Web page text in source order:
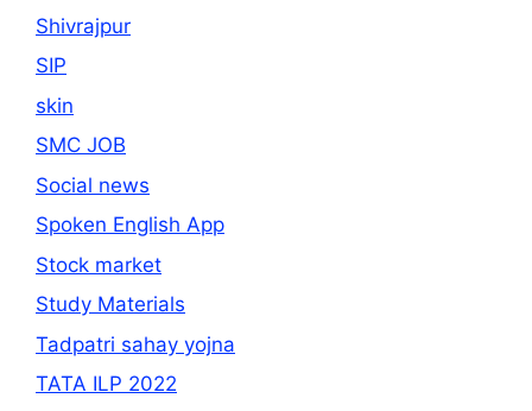
Shivrajpur
SIP
skin
SMC JOB
Social news
Spoken English App
Stock market
Study Materials
Tadpatri sahay yojna
TATA ILP 2022